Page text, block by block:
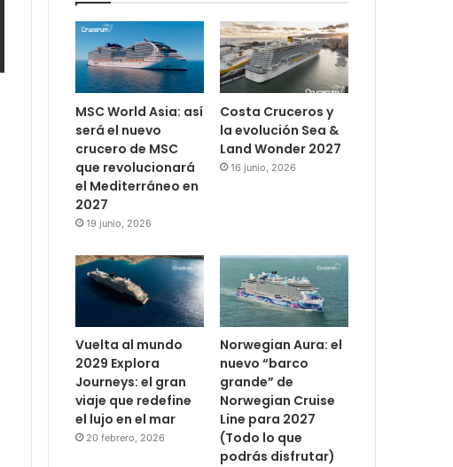
MSC World Asia: así
será el nuevo
crucero de MSC
que revolucionará
el Mediterráneo en
2027
19 junio, 2026
Costa Cruceros y
la evolución Sea &
Land Wonder 2027
16 junio, 2026
Vuelta al mundo
2029 Explora
Journeys: el gran
viaje que redefine
el lujo en el mar
20 febrero, 2026
Norwegian Aura: el
nuevo “barco
grande” de
Norwegian Cruise
Line para 2027
(Todo lo que
podrás disfrutar)